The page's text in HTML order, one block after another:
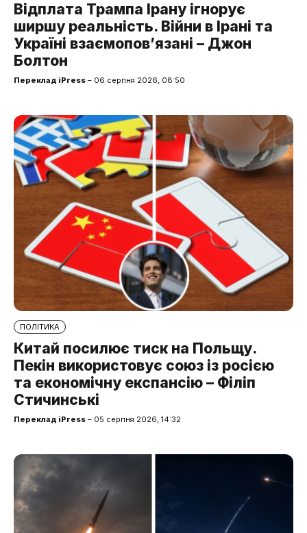
Відплата Трампа Ірану ігнорує
ширшу реальність. Війни в Ірані та
Україні взаємопов’язані – Джон
Болтон
Переклад iPress – 06 серпня 2026, 08:50
ПОЛІТИКА
Китай посилює тиск на Польщу.
Пекін використовує союз із росією
та економічну експансію – Філіп
Стичинські
Переклад iPress – 05 серпня 2026, 14:32